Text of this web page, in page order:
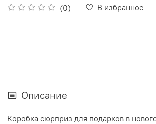
(0) В избранное
Описание
Коробка сюрприз для подарков в